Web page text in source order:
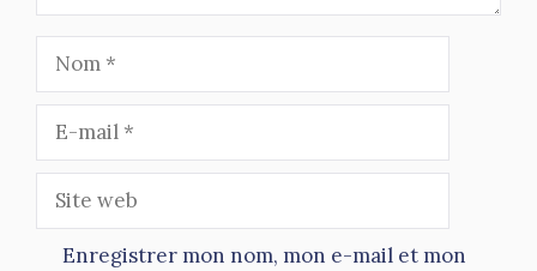
mail
web
Enregistrer mon nom, mon e-mail et mon